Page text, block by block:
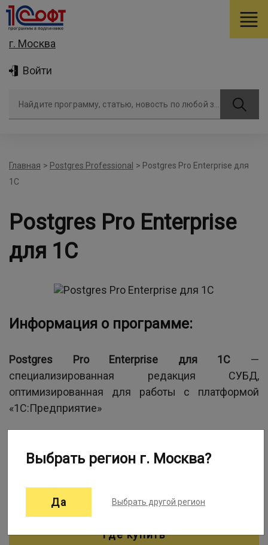
г. Москва
Войти
Главная > Postgres Professional > Postgres Pro Enterprise для
1С
Postgres Pro Enterprise
для 1С
Информация о программе:
Postgres Pro Enterprise для 1С —
специализированная редакция СУБД,
оптимизированная для работы с платформой
«1С:Предприятие»
Вид поставки:Электронная именная лицензия
Где купить
Выбрать регион г. Москва?
Да Выбрать другой регион